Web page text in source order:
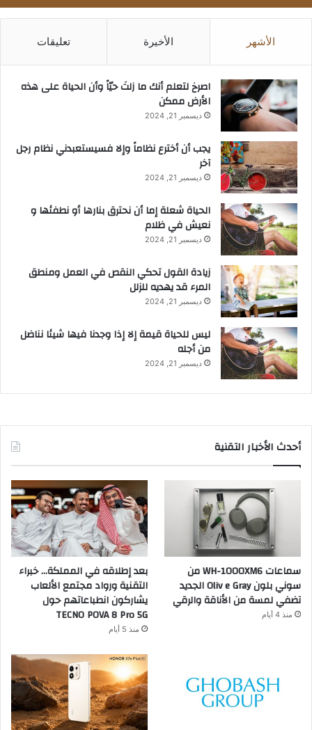
الأشهر الأخيرة تعليقات
‫اصرخ لتعلم أنك ما زلتَ حيّاً وأن الحياة على هذه
الأرض ممكن
ديسمبر 21, 2024
يجب أن أخترع نظاماً وإلا فسيستعبدني نظام رجل
آخر
ديسمبر 21, 2024
الحياة شعلة إما أن نحترق بنارها أو نطفئها و
نعيش في ظلام
ديسمبر 21, 2024
زيادة القول تحكي النقص في العمل ومنطق
المرء قد يهديه للزلل
ديسمبر 21, 2024
ليس للحياة قيمة إلا إذا وجدنا فيها شيئا نناضل
من أجله
ديسمبر 21, 2024
أحدث الأخبار التقنية
سماعات WH-1000XM6 من
سوني بلون Oliv e Gray الجديد
تضفي لمسة من الأناقة والرقي
منذ 4 أيام
بعد إطلاقه في المملكة… خبراء
التقنية ورواد مجتمع الألعاب
يشاركون انطباعاتهم حول
TECNO POVA 8 Pro 5G
منذ 5 أيام